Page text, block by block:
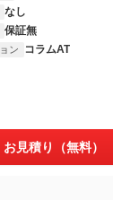
なし
保証無
ン コラムAT
見積り（無料）